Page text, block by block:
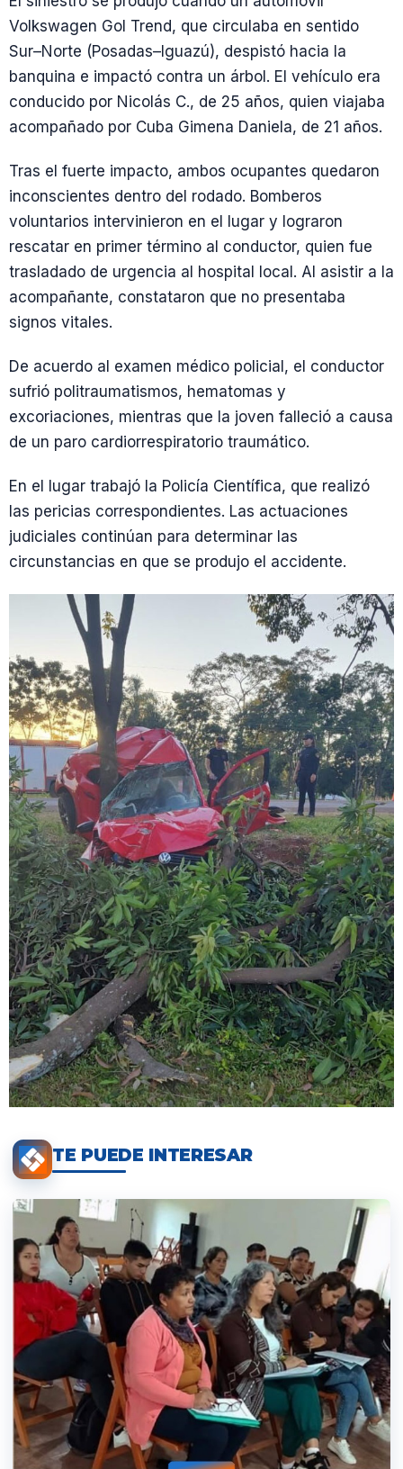
Volkswagen Gol Trend, que circulaba en sentido
Sur–Norte (Posadas–Iguazú), despistó hacia la
banquina e impactó contra un árbol. El vehículo era
conducido por Nicolás C., de 25 años, quien viajaba
acompañado por Cuba Gimena Daniela, de 21 años.
Tras el fuerte impacto, ambos ocupantes quedaron
inconscientes dentro del rodado. Bomberos
voluntarios intervinieron en el lugar y lograron
rescatar en primer término al conductor, quien fue
trasladado de urgencia al hospital local. Al asistir a la
acompañante, constataron que no presentaba
signos vitales.
De acuerdo al examen médico policial, el conductor
sufrió politraumatismos, hematomas y
excoriaciones, mientras que la joven falleció a causa
de un paro cardiorrespiratorio traumático.
En el lugar trabajó la Policía Científica, que realizó
las pericias correspondientes. Las actuaciones
judiciales continúan para determinar las
circunstancias en que se produjo el accidente.
TE PUEDE INTERESAR